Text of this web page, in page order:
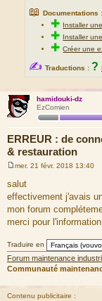
📖 Documentations :
✚ Installer
✚ Installer
✚Créer une
✍ Traductions : ?
hamidouki-dz
EzComien
ERREUR : de
& restauration
e
s
s
g
e
mer. 21 févr. 2018 13:40
salut
effectivement j'avais
mon forum
merci pour l'information .
Traduire en
Forum maintenance
Communauté
Contenu publicitaire :